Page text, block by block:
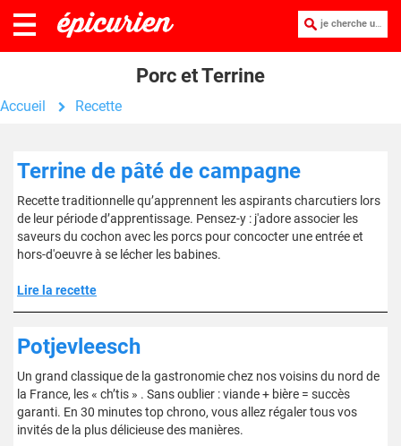
je cherche une recette :
Porc et Terrine
Accueil Recette
Terrine de pâté de campagne
Recette traditionnelle qu’apprennent les aspirants charcutiers lors
de leur période d’apprentissage. Pensez-y : j'adore associer les
saveurs du cochon avec les porcs pour concocter une entrée et
hors-d'oeuvre à se lécher les babines.
Lire la recette
Potjevleesch
Un grand classique de la gastronomie chez nos voisins du nord de
la France, les « ch’tis » . Sans oublier : viande + bière = succès
garanti. En 30 minutes top chrono, vous allez régaler tous vos
invités de la plus délicieuse des manières.